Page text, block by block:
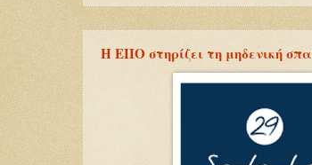
Η ΕΠΟ στηρίζει τη μηδενική